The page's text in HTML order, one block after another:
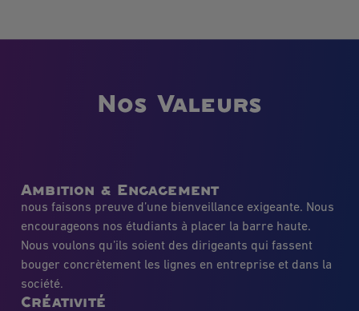
Nos Valeurs
Ambition & Engagement
nous faisons preuve d’une bienveillance exigeante. Nous
encourageons nos étudiants à placer la barre haute.
Nous voulons qu’ils soient des dirigeants qui fassent
bouger concrètement les lignes en entreprise et dans la
société.
Créativité